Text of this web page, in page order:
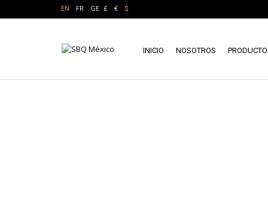
EN FR GE £ € $
INICIO NOSOTROS